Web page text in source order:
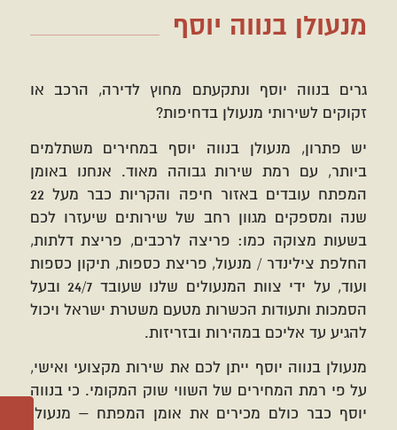
מנעולן בנווה יוסף
גרים בנווה יוסף ונתקעתם מחוץ לדירה, הרכב או
זקוקים לשירותי מנעולן בדחיפות?
יש פתרון, מנעולן בנווה יוסף במחירים משתלמים
ביותר, עם רמת שירות גבוהה מאוד. אנחנו באומן
המפתח עובדים באזור חיפה והקריות כבר מעל 22
שנה ומספקים מגוון רחב של שירותים שיעזרו לכם
בשעות מצוקה כמו: פריצה לרכבים, פריצת דלתות,
החלפת צילינדר / מנעול, פריצת כספות, תיקון כספות
ועוד, על ידי צוות המנעולים שלנו שעובד 24/7 ובעל
הסמכות ותעודות הכשרות מטעם משטרת ישראל ויכול
להגיע עד אליכם במהירות ובזריזות.
מנעולן בנווה יוסף ייתן לכם את שירות מקצועי ואישי,
על פי רמת המחירים של השווי שוק המקומי. כי בנווה
יוסף כבר כולם מכירים את אומן המפתח – מנעולן